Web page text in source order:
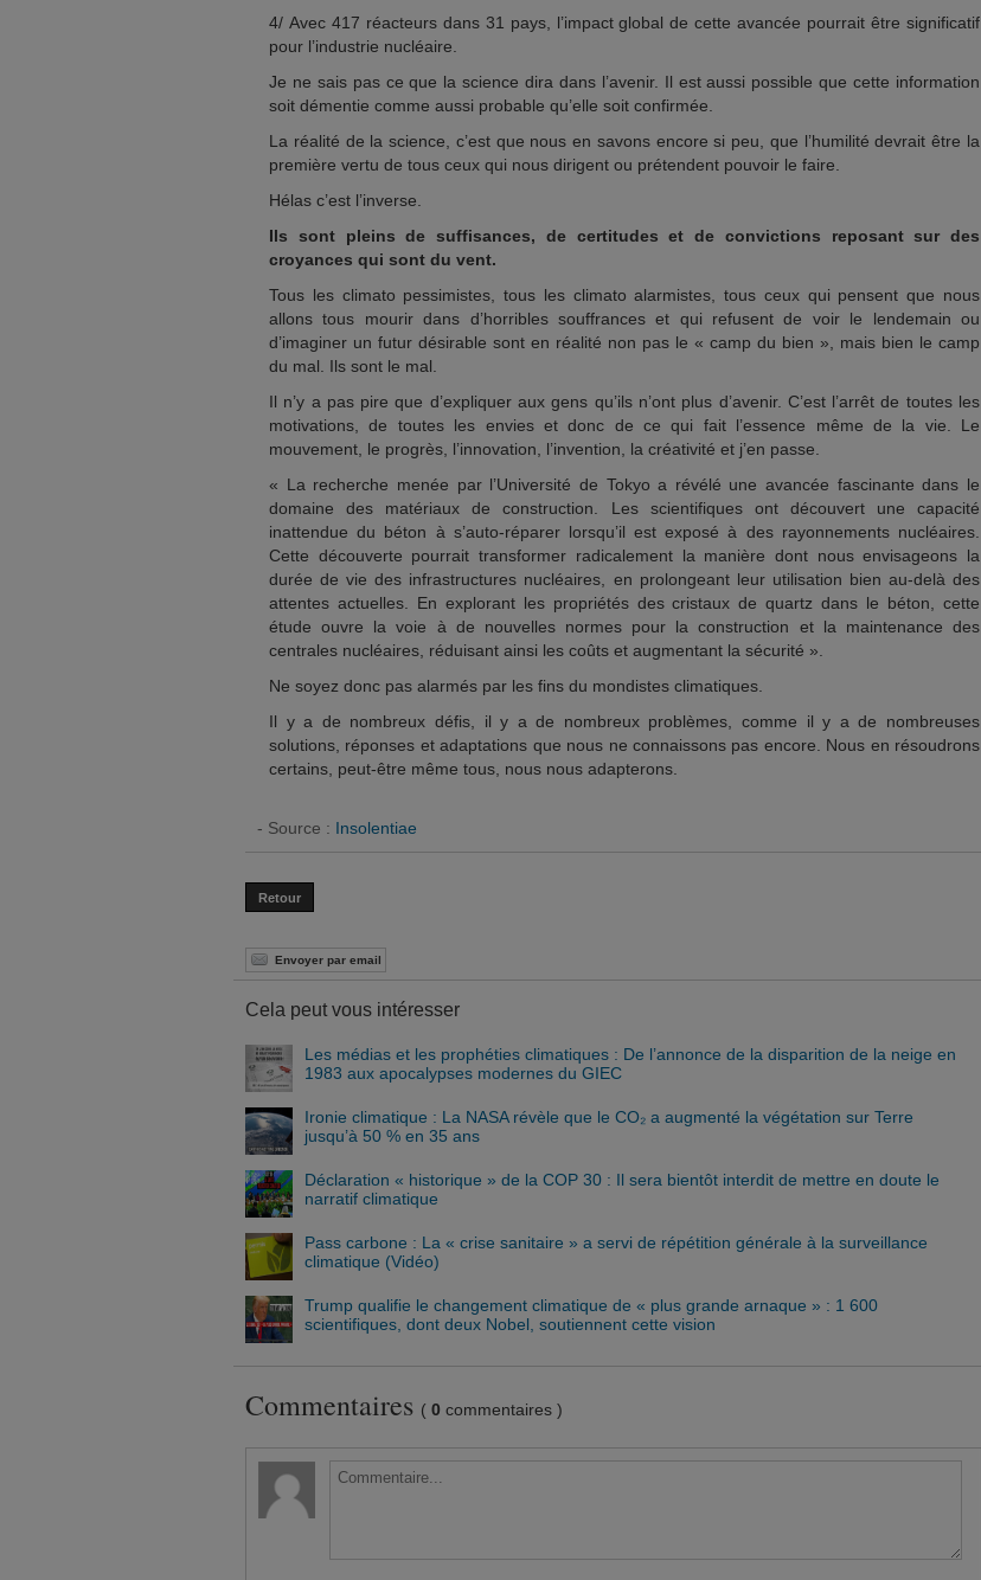
4/ Avec 417 réacteurs dans 31 pays, l’impact global de cette avancée pourrait être significatif
pour l’industrie nucléaire.
Je ne sais pas ce que la science dira dans l’avenir. Il est aussi possible que cette information
soit démentie comme aussi probable qu’elle soit confirmée.
La réalité de la science, c’est que nous en savons encore si peu, que l’humilité devrait être la
première vertu de tous ceux qui nous dirigent ou prétendent pouvoir le faire.
Hélas c’est l’inverse.
Ils sont pleins de suffisances, de certitudes et de convictions reposant sur des
croyances qui sont du vent.
Tous les climato pessimistes, tous les climato alarmistes, tous ceux qui pensent que nous
allons tous mourir dans d’horribles souffrances et qui refusent de voir le lendemain ou
d’imaginer un futur désirable sont en réalité non pas le « camp du bien », mais bien le camp
du mal. Ils sont le mal.
Il n’y a pas pire que d’expliquer aux gens qu’ils n’ont plus d’avenir. C’est l’arrêt de toutes les
motivations, de toutes les envies et donc de ce qui fait l’essence même de la vie. Le
mouvement, le progrès, l’innovation, l’invention, la créativité et j’en passe.
« La recherche menée par l’Université de Tokyo a révélé une avancée fascinante dans le
domaine des matériaux de construction. Les scientifiques ont découvert une capacité
inattendue du béton à s’auto-réparer lorsqu’il est exposé à des rayonnements nucléaires.
Cette découverte pourrait transformer radicalement la manière dont nous envisageons la
durée de vie des infrastructures nucléaires, en prolongeant leur utilisation bien au-delà des
attentes actuelles. En explorant les propriétés des cristaux de quartz dans le béton, cette
étude ouvre la voie à de nouvelles normes pour la construction et la maintenance des
centrales nucléaires, réduisant ainsi les coûts et augmentant la sécurité ».
Ne soyez donc pas alarmés par les fins du mondistes climatiques.
Il y a de nombreux défis, il y a de nombreux problèmes, comme il y a de nombreuses
solutions, réponses et adaptations que nous ne connaissons pas encore. Nous en résoudrons
certains, peut-être même tous, nous nous adapterons.
- Source : Insolentiae
Retour
Envoyer par email
Cela peut vous intéresser
Les médias et les prophéties climatiques : De l’annonce de la disparition de la neige en
1983 aux apocalypses modernes du GIEC
Ironie climatique : La NASA révèle que le CO₂ a augmenté la végétation sur Terre
jusqu’à 50 % en 35 ans
Déclaration « historique » de la COP 30 : Il sera bientôt interdit de mettre en doute le
narratif climatique
Pass carbone : La « crise sanitaire » a servi de répétition générale à la surveillance
climatique (Vidéo)
Trump qualifie le changement climatique de « plus grande arnaque » : 1 600
scientifiques, dont deux Nobel, soutiennent cette vision
Commentaires ( 0 commentaires )